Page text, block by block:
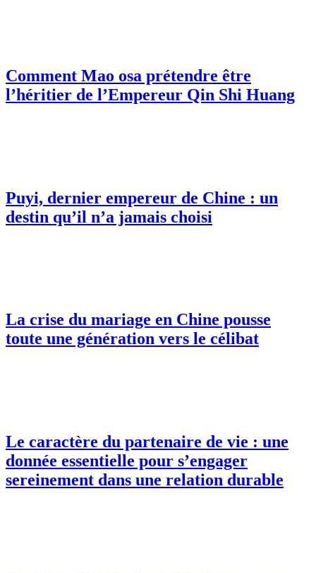
Comment Mao osa prétendre être
l’héritier de l’Empereur Qin Shi Huang
Puyi, dernier empereur de Chine : un
destin qu’il n’a jamais choisi
La crise du mariage en Chine pousse
toute une génération vers le célibat
Le caractère du partenaire de vie : une
donnée essentielle pour s’engager
sereinement dans une relation durable